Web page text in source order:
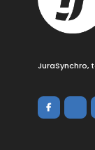
JuraSynchro,